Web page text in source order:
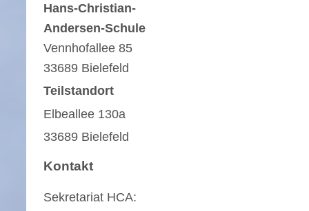
Hans-Christian-
Andersen-Schule
Vennhofallee 85
33689 Bielefeld
Teilstandort
Elbeallee 130a
33689 Bielefeld
Kontakt
Sekretariat HCA: